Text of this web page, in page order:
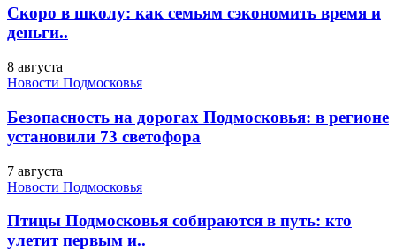
Скоро в школу: как семьям сэкономить время и
деньги..
8 августа
Новости Подмосковья
Безопасность на дорогах Подмосковья: в регионе
установили 73 светофора
7 августа
Новости Подмосковья
Птицы Подмосковья собираются в путь: кто
улетит первым и..